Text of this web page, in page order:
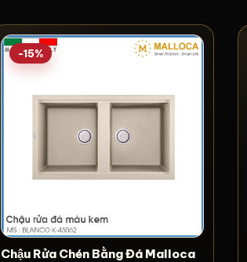
-15%
Chậu Rửa Chén Bằng Đá Malloca